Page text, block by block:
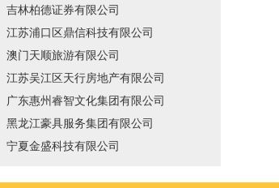
吉林柏德证券有限公司
江苏浦口区鼎信科技有限公司
澳门天顺旅游有限公司
江苏吴江区天行房地产有限公司
广东惠州睿智文化集团有限公司
黑龙江豪具服务集团有限公司
宁夏金盛科技有限公司